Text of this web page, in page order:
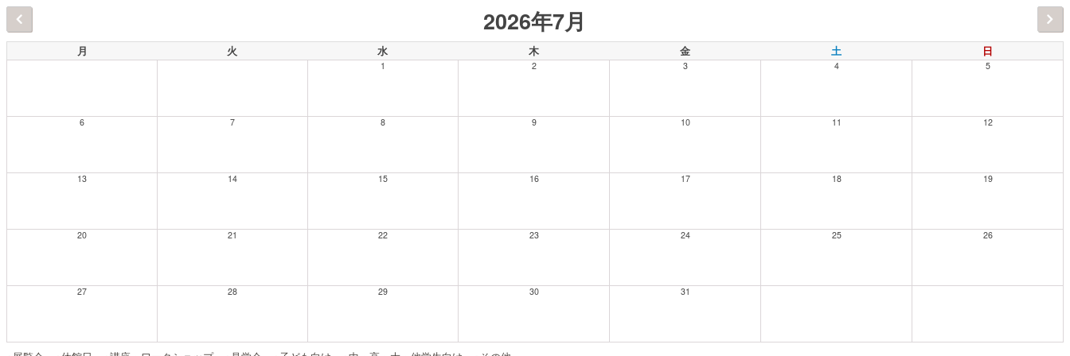
2026年7月
月 火 水 木 金 土 日
1 2 3 4 5
6 7 8 9 10 11 12
13 14 15 16 17 18 19
20 21 22 23 24 25 26
27 28 29 30 31